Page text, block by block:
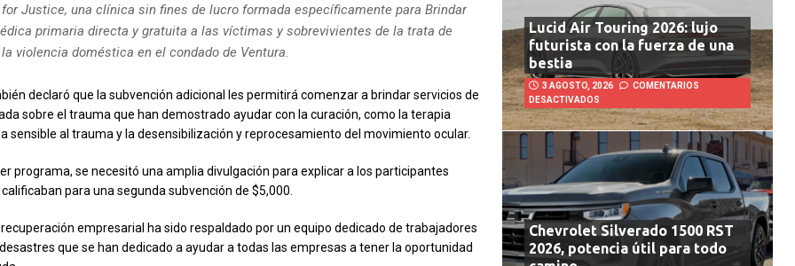
Justice, una clínica sin fines de lucro formada específicamente para Brindar
primaria directa y gratuita a las víctimas y sobrevivientes de la trata de
violencia doméstica en el condado de Ventura.
declaró que la subvención adicional les permitirá comenzar a brindar servicios de
sobre el trauma que han demostrado ayudar con la curación, como la terapia
sensible al trauma y la desensibilización y reprocesamiento del movimiento ocular.
programa, se necesitó una amplia divulgación para explicar a los participantes
para una segunda subvención de $5,000.
empresarial ha sido respaldado por un equipo dedicado de trabajadores
que se han dedicado a ayudar a todas las empresas a tener la oportunidad
Lucid Air Touring 2026: lujo
futurista con la fuerza de una
bestia
3 AGOSTO, 2026
COMENTARIOS
DESACTIVADOS
Chevrolet Silverado 1500 RST
2026, potencia útil para todo